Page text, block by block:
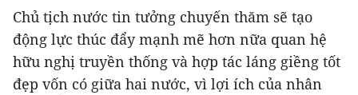
Chủ tịch nước tin tưởng chuyến thăm sẽ tạo
động lực thúc đẩy mạnh mẽ hơn nữa quan hệ
hữu nghị truyền thống và hợp tác láng giềng tốt
đẹp vốn có giữa hai nước, vì lợi ích của nhân